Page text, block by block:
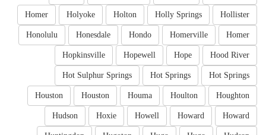
Hollister
Holly Springs
Holton
Holyoke
Homer
Homer
Homerville
Hondo
Honesdale
Honolulu
Hood River
Hope
Hopewell
Hopkinsville
Hot Springs
Hot Springs
Hot Sulphur Springs
Houghton
Houlton
Houma
Houston
Houston
Howard
Howard
Howell
Hoxie
Hudson